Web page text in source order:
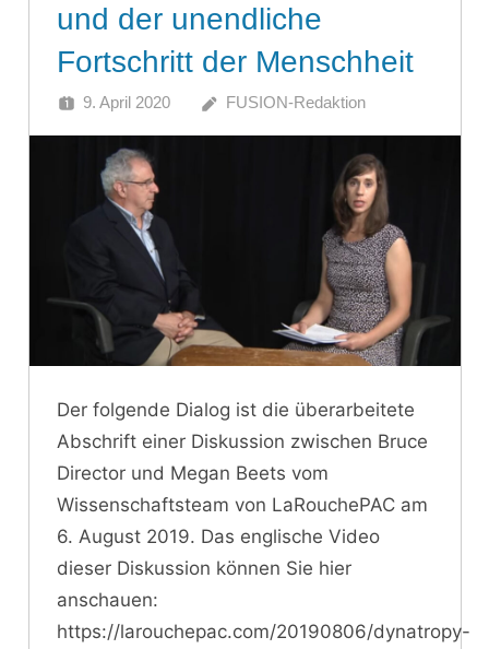
und der unendliche
Fortschritt der Menschheit
9. April 2020 FUSION-Redaktion
Der folgende Dialog ist die überarbeitete
Abschrift einer Diskussion zwischen Bruce
Director und Megan Beets vom
Wissenschaftsteam von LaRouchePAC am
6. August 2019. Das englische Video
dieser Diskussion können Sie hier
anschauen:
https://larouchepac.com/20190806/dynatropy-